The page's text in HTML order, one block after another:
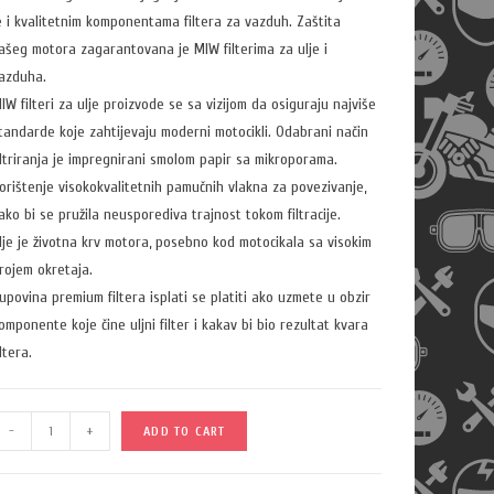
i kvalitetnim komponentama filtera za vazduh. Zaštita
motora zagarantovana je MIW filterima za ulje i
filteri za ulje proizvode se sa vizijom da osiguraju najviše
koje zahtijevaju moderni motocikli. Odabrani način
je impregnirani smolom papir sa mikroporama.
visokokvalitetnih pamučnih vlakna za povezivanje,
bi se pružila neusporediva trajnost tokom filtracije.
je životna krv motora, posebno kod motocikala sa visokim
okretaja.
premium filtera isplati se platiti ako uzmete u obzir
koje čine uljni filter i kakav bi bio rezultat kvara
-
u
+ ADD TO CART